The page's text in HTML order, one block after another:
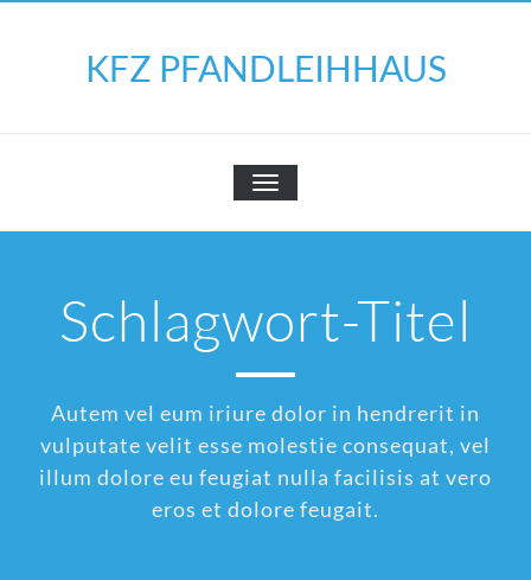
KFZ PFANDLEIHHAUS
SCHALTE
NAVIGATION
Schlagwort-Titel
Autem vel eum iriure dolor in hendrerit in
vulputate velit esse molestie consequat, vel
illum dolore eu feugiat nulla facilisis at vero
eros et dolore feugait.